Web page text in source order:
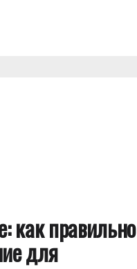
как правильно
для